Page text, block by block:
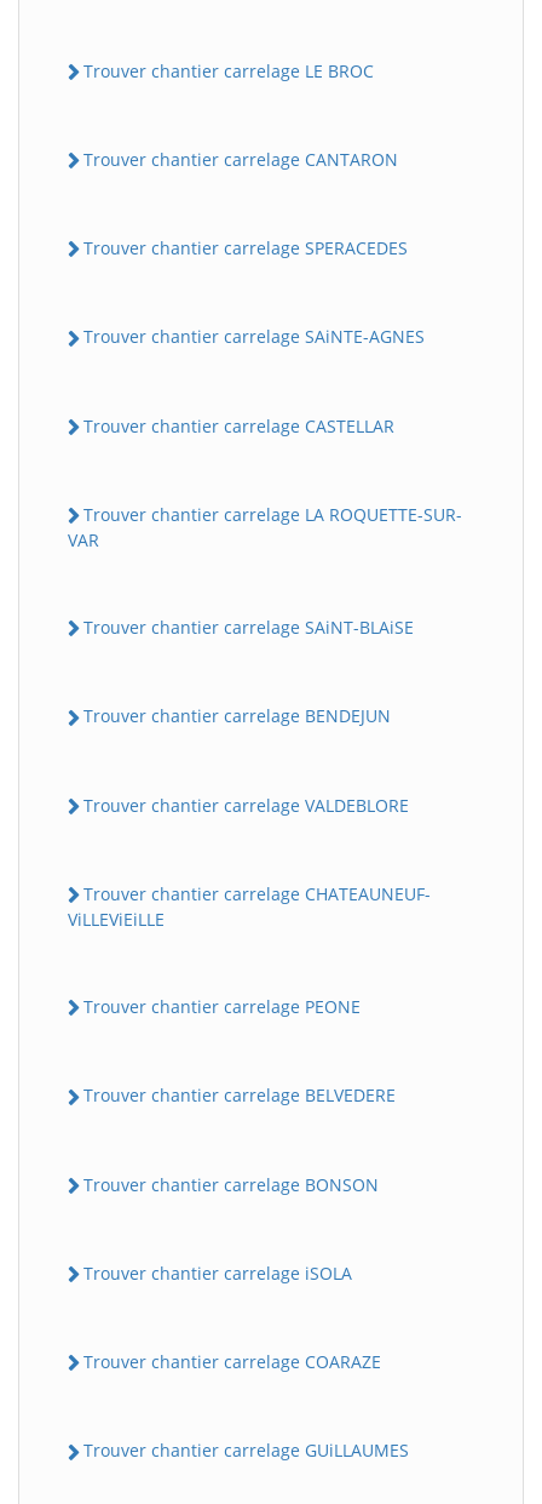
Trouver chantier carrelage LE BROC
Trouver chantier carrelage CANTARON
Trouver chantier carrelage SPERACEDES
Trouver chantier carrelage SAiNTE-AGNES
Trouver chantier carrelage CASTELLAR
Trouver chantier carrelage LA ROQUETTE-SUR-
VAR
Trouver chantier carrelage SAiNT-BLAiSE
Trouver chantier carrelage BENDEJUN
Trouver chantier carrelage VALDEBLORE
Trouver chantier carrelage CHATEAUNEUF-
ViLLEViEiLLE
Trouver chantier carrelage PEONE
Trouver chantier carrelage BELVEDERE
Trouver chantier carrelage BONSON
Trouver chantier carrelage iSOLA
Trouver chantier carrelage COARAZE
Trouver chantier carrelage GUiLLAUMES